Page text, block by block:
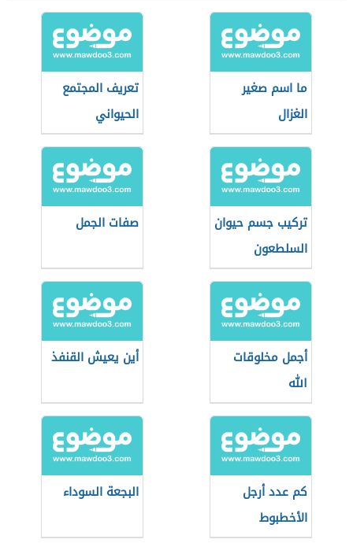
ما اسم صغير
الغزال
تعريف المجتمع
الحيواني
تركيب جسم حيوان
السلطعون
صفات الجمل
أجمل مخلوقات
الله
أين يعيش القنفذ
كم عدد أرجل
الأخطبوط
البجعة السوداء